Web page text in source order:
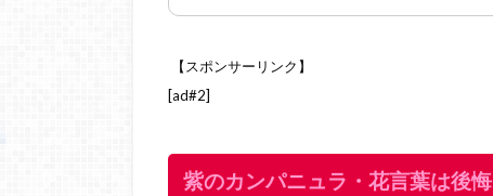
【スポンサーリンク】
[ad#2]
紫のカンパニュラ・花言葉は後悔